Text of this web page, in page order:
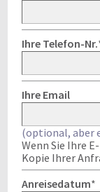
Ihre Telefon-Nr.
Ihre Email
(optional, aber
Wenn Sie Ihre
Kopie Ihrer
Anreisedatum*